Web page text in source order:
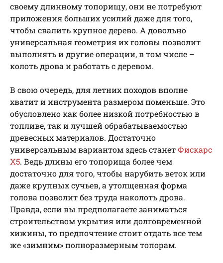
своему длинному топорищу, они не потребуют
приложения больших усилий даже для того,
чтобы свалить крупное дерево. А довольно
универсальная геометрия их головы позволит
выполнять и другие операции, в том числе –
колоть дрова и работать с деревом.
В свою очередь, для летних походов вполне
хватит и инструмента размером поменьше. Это
обусловлено как более низкой потребностью в
топливе, так и лучшей обрабатываемостью
древесных материалов. Достаточно
универсальным вариантом здесь станетФискарс
Х5. Ведь длины его топорища более чем
достаточно для того, чтобы нарубить веток или
даже крупных сучьев, а утолщенная форма
голова позволит без труда наколоть дрова.
Правда, если вы предполагаете заниматься
строительством укрытия или долговременной
хижины, то предпочтение стоит отдать все тем
же «зимним» полноразмерным топорам.